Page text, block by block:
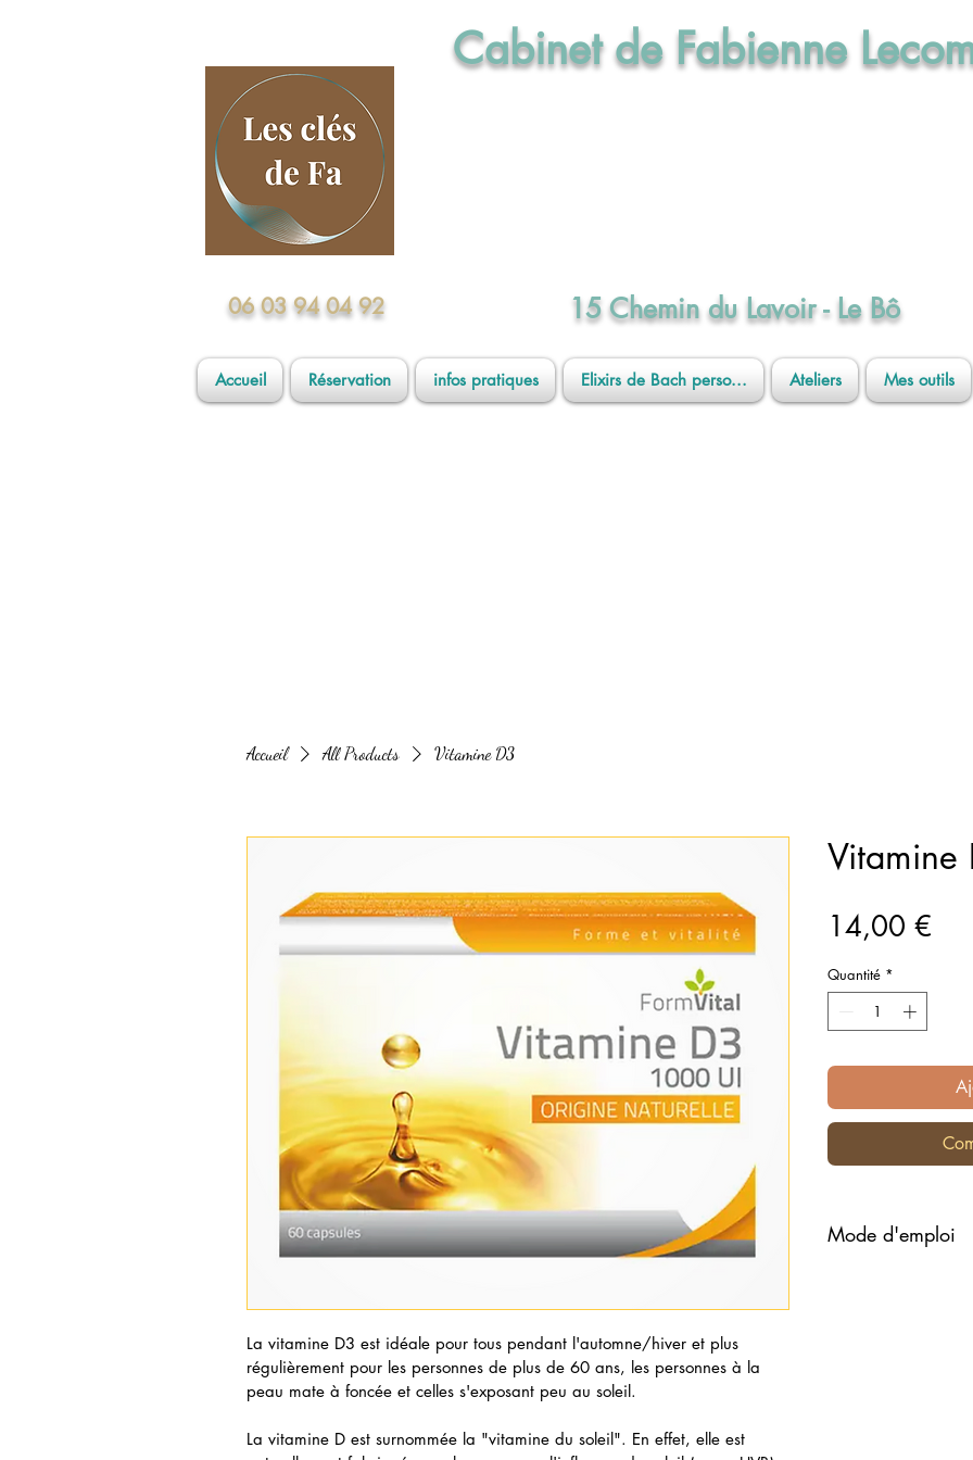
Cabinet de Fabienne
06 03 94 04 92 15 Chemin du Lavoir - Le Bô
Accueil Réservation infos pratiques Elixirs de Bach perso... Ateliers Mes outils
Accueil All Products Vitamine D3
La vitamine D3 est idéale pour tous pendant l'automne/hiver et plus
régulièrement pour les personnes de plus de 60 ans, les personnes à la
peau mate à foncée et celles s'exposant peu au soleil.
La vitamine D est surnommée la "vitamine du soleil". En effet, elle est
Vitamine
14,00 €
Quantité *
Mode d'emploi